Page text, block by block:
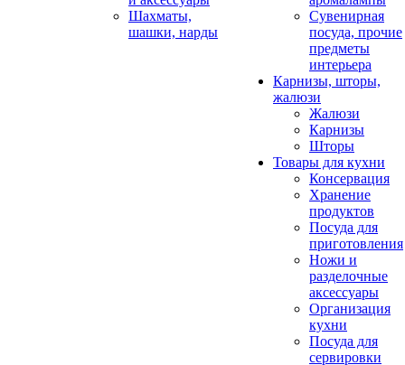
Шахматы,
шашки, нарды
Сувенирная
посуда, прочие
предметы
интерьера
Карнизы, шторы,
жалюзи
Жалюзи
Карнизы
Шторы
Товары для кухни
Консервация
Хранение
продуктов
Посуда для
приготовления
Ножи и
разделочные
аксессуары
Организация
кухни
Посуда для
сервировки